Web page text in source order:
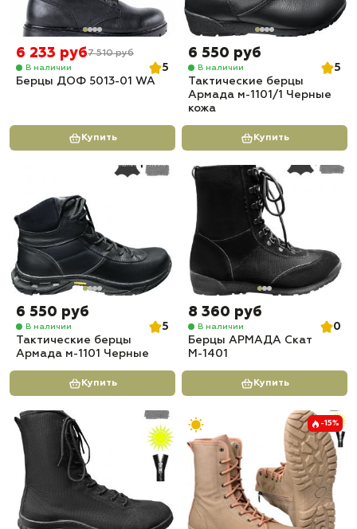
6 233 руб7 510 руб
В наличии
5
Берцы ДОФ 5013-01 WA
Купить
6 550 руб
В наличии
5
Тактические берцы
Армада м-1101/1 Черные
кожа
Купить
6 550 руб
В наличии
5
Тактические берцы
Армада м-1101 Черные
Купить
8 360 руб
В наличии
0
Берцы АРМАДА Скат
М-1401
Купить
-15%